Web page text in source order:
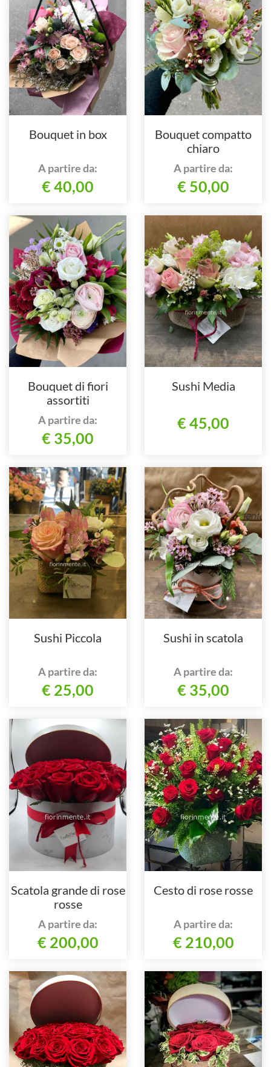
Bouquet in box
A partire da:
€ 40,00
Bouquet compatto
chiaro
A partire da:
€ 50,00
Bouquet di fiori
assortiti
A partire da:
€ 35,00
Sushi Media
€ 45,00
Sushi Piccola
A partire da:
€ 25,00
Sushi in scatola
A partire da:
€ 35,00
Scatola grande di rose
rosse
A partire da:
€ 200,00
Cesto di rose rosse
A partire da:
€ 210,00